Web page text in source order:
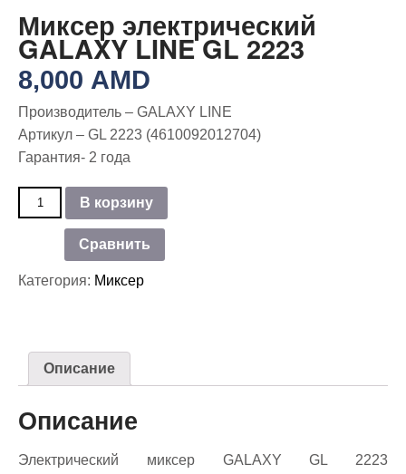
Миксер электрический
GALAXY LINE GL 2223
8,000 AMD
Производитель – GALAXY LINE
Артикул – GL 2223 (4610092012704)
Гарантия- 2 года
Количество
Миксер
электрический
LINE
В корзину
Сравнить
Категория: Миксер
Описание
Описание
Электрический миксер GALAXY GL 2223